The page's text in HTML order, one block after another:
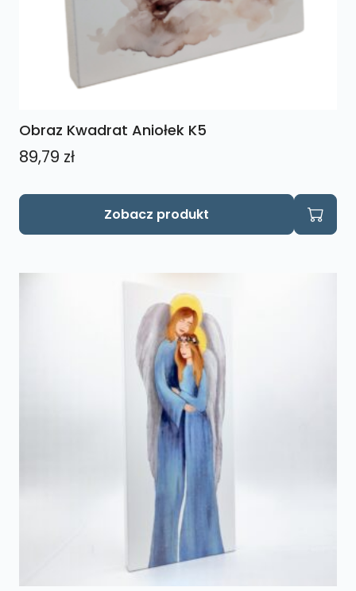
Obraz Kwadrat Aniołek K5
89,79 zł
Zobacz produkt